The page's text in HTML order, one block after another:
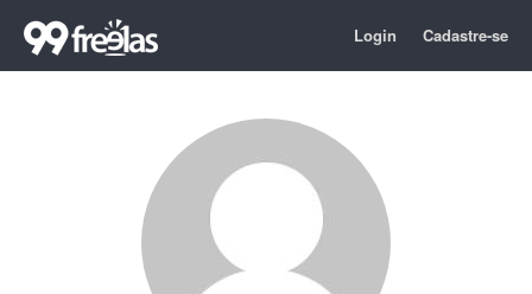
Login Cadastre-se